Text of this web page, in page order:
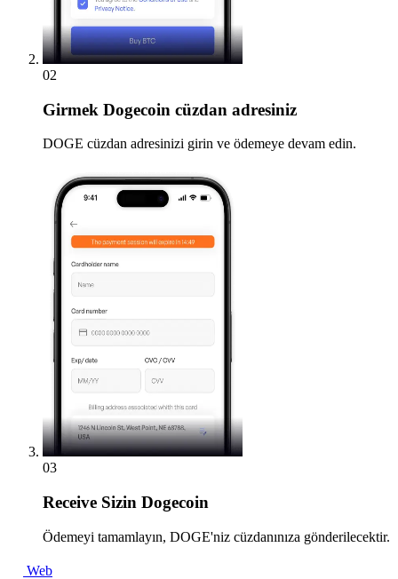
02
Girmek Dogecoin cüzdan adresiniz
DOGE cüzdan adresinizi girin ve ödemeye devam edin.
03
Receive Sizin Dogecoin
Ödemeyi tamamlayın, DOGE'niz cüzdanınıza gönderilecektir.
Web